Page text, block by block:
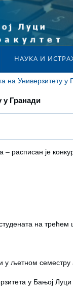
НАУКА И
на Универзитету у
у Гранади
је
на трећем
у љетном
у Бањој